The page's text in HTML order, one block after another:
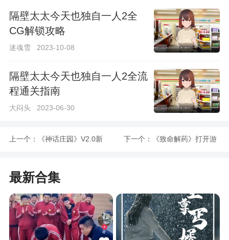
隔壁太太今天也独自一人2全
CG解锁攻略
迷魂雪 2023-10-08
隔壁太太今天也独自一人2全流
程通关指南
大闷头 2023-06-30
上一个： 《神话庄园》V2.0新 下一个： 《致命解药》打开游
最新合集